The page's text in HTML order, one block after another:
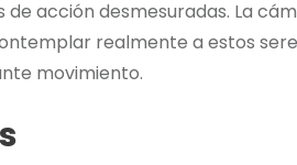
acción desmesuradas. La
realmente a estos
movimiento.